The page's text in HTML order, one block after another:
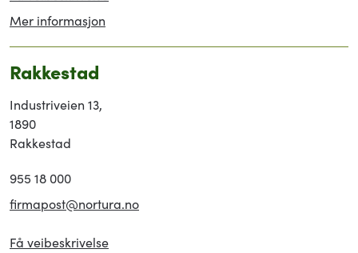
Mer informasjon
Rakkestad
Industriveien 13,
1890
Rakkestad
955 18 000
firmapost@nortura.no
Få veibeskrivelse